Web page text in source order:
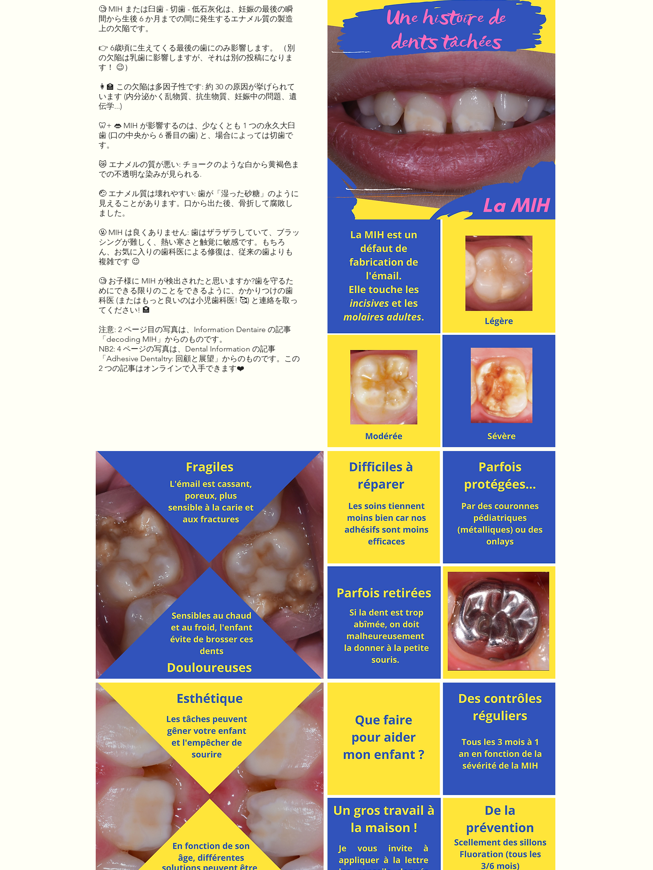
🧐 MIH または臼歯 - 切歯 - 低石灰化は、妊娠の最後の瞬
間から生後 6 か月までの間に発生するエナメル質の製造
上の欠陥です。
👉 6歳頃に生えてくる最後の歯にのみ影響します。 （別
の欠陥は乳歯に影響しますが、それは別の投稿になりま
す！ 😉）
👩‍🏫 この欠陥は多因子性です: 約 30 の原因が挙げられて
います (内分泌かく乱物質、抗生物質、妊娠中の問題、遺
伝学...)
🦷+ 👄 MIH が影響するのは、少なくとも 1 つの永久大臼
歯 (口の中央から 6 番目の歯) と、場合によっては切歯で
す。
😿 エナメルの質が悪い: チョークのような白から黄褐色ま
での不透明な染みが見られる.
🤕 エナメル質は壊れやすい: 歯が「湿った砂糖」のように
見えることがあります。口から出た後、骨折して腐敗し
ました。
🤬 MIH は良くありません: 歯はザラザラしていて、ブラッ
シングが難しく、熱い寒さと触覚に敏感です。もちろ
ん、お気に入りの歯科医による修復は、従来の歯よりも
複雑です 😉
🧐 お子様に MIH が検出されたと思いますか?歯を守るた
めにできる限りのことをできるように、かかりつけの歯
科医 (またはもっと良いのは小児歯科医! 🥰) と連絡を取っ
てください! 🏩
注意: 2 ページ目の写真は、Information Dentaire の記事
「decoding MIH」からのものです。
NB2: 4 ページの写真は、Dental Information の記事
「Adhesive Dentaltry: 回顧と展望」からのものです。この
2 つの記事はオンラインで入手できます❤️